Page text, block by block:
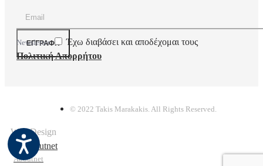
ΕΓΓΡΑΦΉ
Newsletter
Έχω διαβάσει και αποδέχομαι τους
Πολιτική Απορρήτου
© 2022 Takis Marakakis. All Rights Reserved.
Web Design
Aboutnet